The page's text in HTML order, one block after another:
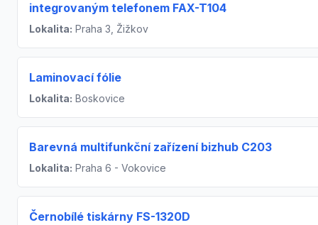
integrovaným telefonem FAX-T104
Lokalita: Praha 3, Žižkov
Laminovací fólie
Lokalita: Boskovice
Barevná multifunkční zařízení bizhub C203
Lokalita: Praha 6 - Vokovice
Černobílé tiskárny FS-1320D